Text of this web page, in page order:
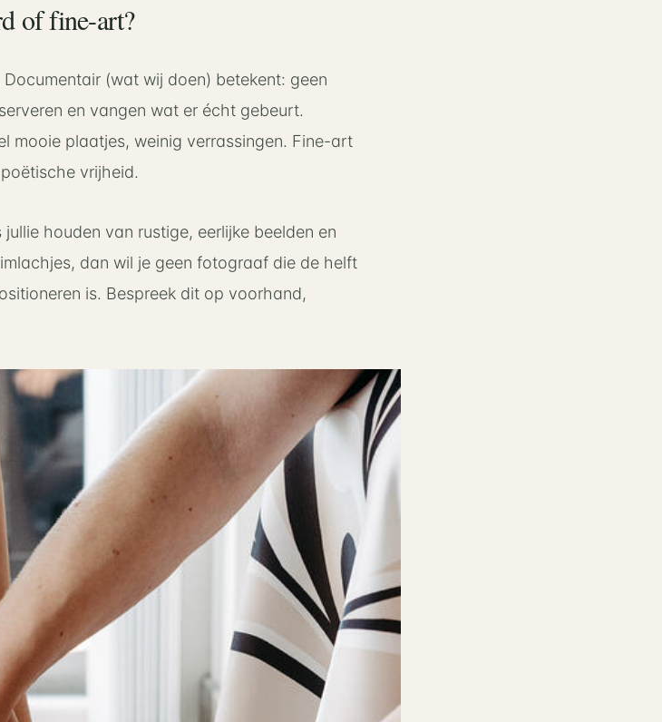
of fine-art?
(wat wij doen) betekent: geen
en vangen wat er écht gebeurt.
mooie plaatjes, weinig verrassingen. Fine-art
vrijheid.
houden van rustige, eerlijke beelden en
dan wil je geen fotograaf die de helft
is. Bespreek dit op voorhand,